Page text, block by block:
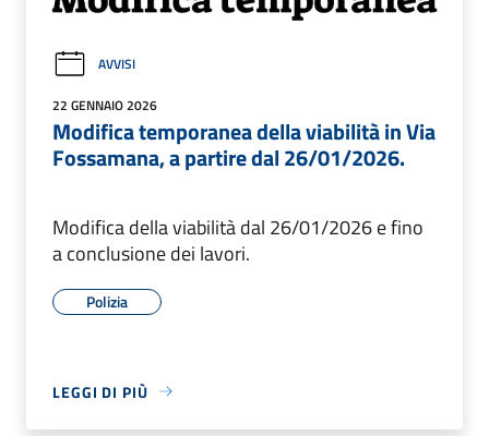
AVVISI
22 GENNAIO 2026
Modifica temporanea della viabilità in Via
Fossamana, a partire dal 26/01/2026.
Modifica della viabilità dal 26/01/2026 e fino
a conclusione dei lavori.
Polizia
LEGGI DI PIÙ